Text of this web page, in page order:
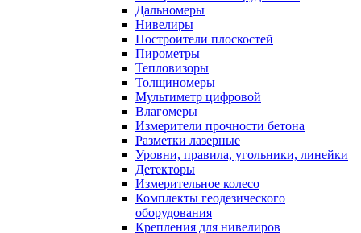
Дальномеры
Нивелиры
Построители плоскостей
Пирометры
Тепловизоры
Толщиномеры
Мультиметр цифровой
Влагомеры
Измерители прочности бетона
Разметки лазерные
Уровни, правила, угольники, линейки
Детекторы
Измерительное колесо
Комплекты геодезического
оборудования
Крепления для нивелиров